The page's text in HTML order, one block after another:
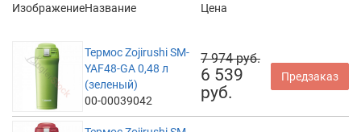
ИзображениеНазвание Цена
Термос Zojirushi SM-
YAF48-GA 0,48 л
(зеленый)
00-00039042
7 974 руб.
6 539
руб.
Предзаказ